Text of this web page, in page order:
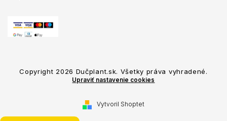
Vytvoril Shoptet
Copyright 2026 Dučplant.sk. Všetky práva vyhradené.
Upraviť nastavenie cookies